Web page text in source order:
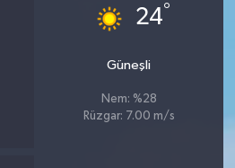
24°
Güneşli
Nem: %28
Rüzgar: 7.00 m/s